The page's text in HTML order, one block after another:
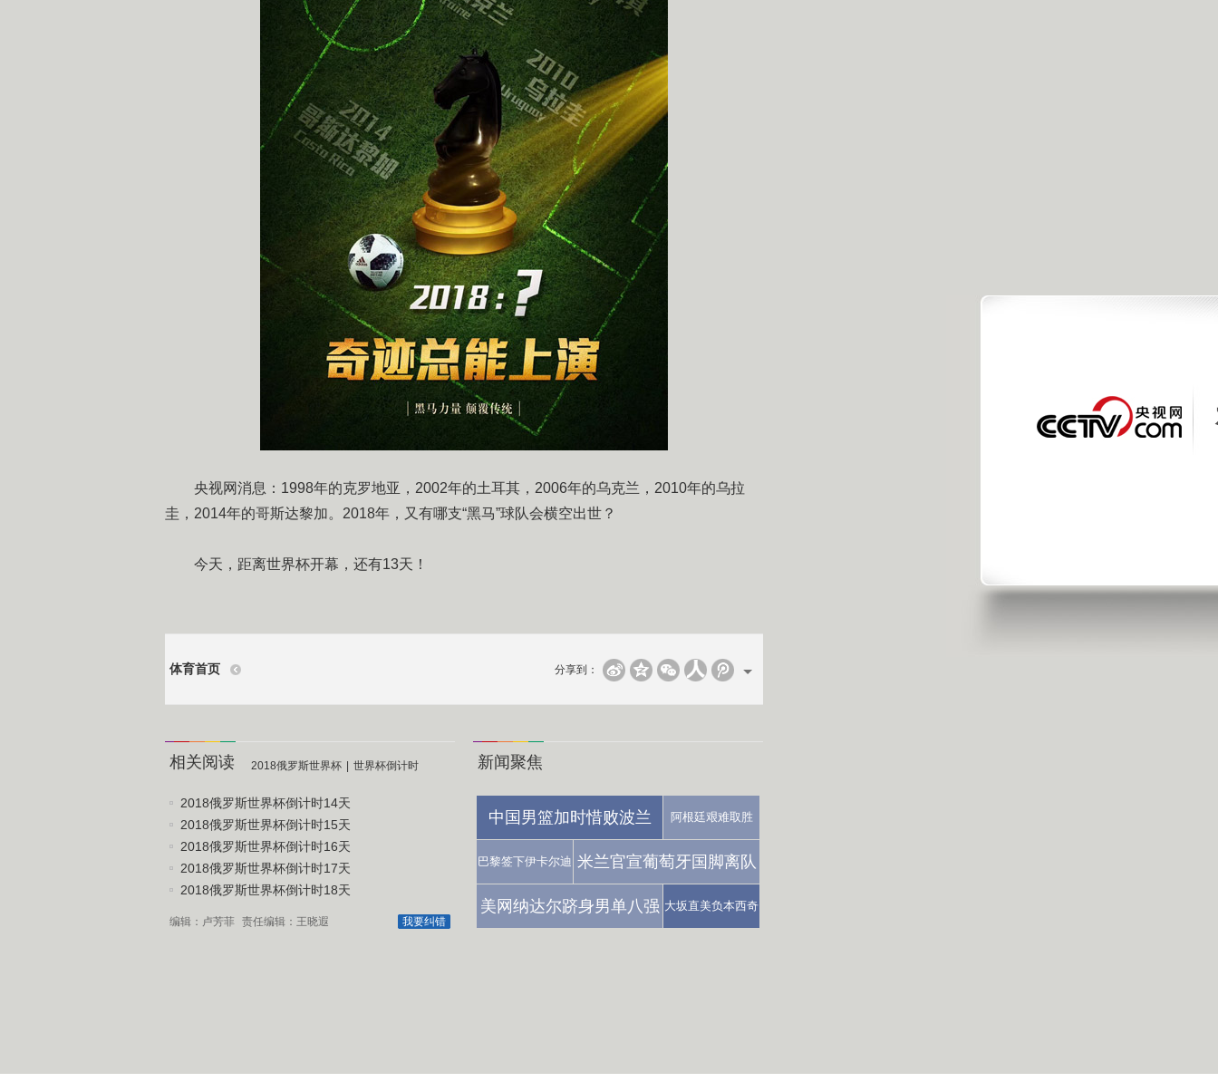
央视网消息：1998年的克罗地亚，2002年的土耳其，2006年的乌克兰，2010年的乌拉
圭，2014年的哥斯达黎加。2018年，又有哪支“黑马”球队会横空出世？
今天，距离世界杯开幕，还有13天！
体育首页 分享到：
相关阅读 2018俄罗斯世界杯 世界杯倒计时
2018俄罗斯世界杯倒计时14天
2018俄罗斯世界杯倒计时15天
2018俄罗斯世界杯倒计时16天
2018俄罗斯世界杯倒计时17天
2018俄罗斯世界杯倒计时18天
我要纠错
编辑：卢芳菲 责任编辑：王晓遐
新闻聚焦
中国男篮加时惜败波兰 阿根廷艰难取胜
巴黎签下伊卡尔迪 米兰官宣葡萄牙国脚离队
美网纳达尔跻身男单八强 大坂直美负本西奇